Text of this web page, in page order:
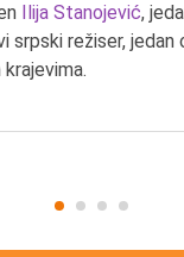
Ilija Stanojević,
srpski režiser, jedan